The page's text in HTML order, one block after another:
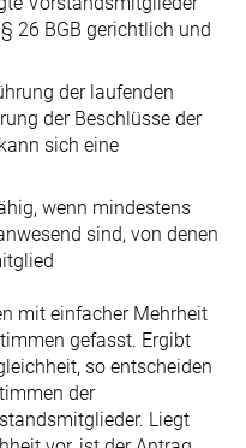
26 BGB gerichtlich und
der laufenden
der Beschlüsse der
sich eine
wenn mindestens
sind, von denen
mit einfacher Mehrheit
gefasst. Ergibt
so entscheiden
der
Liegt